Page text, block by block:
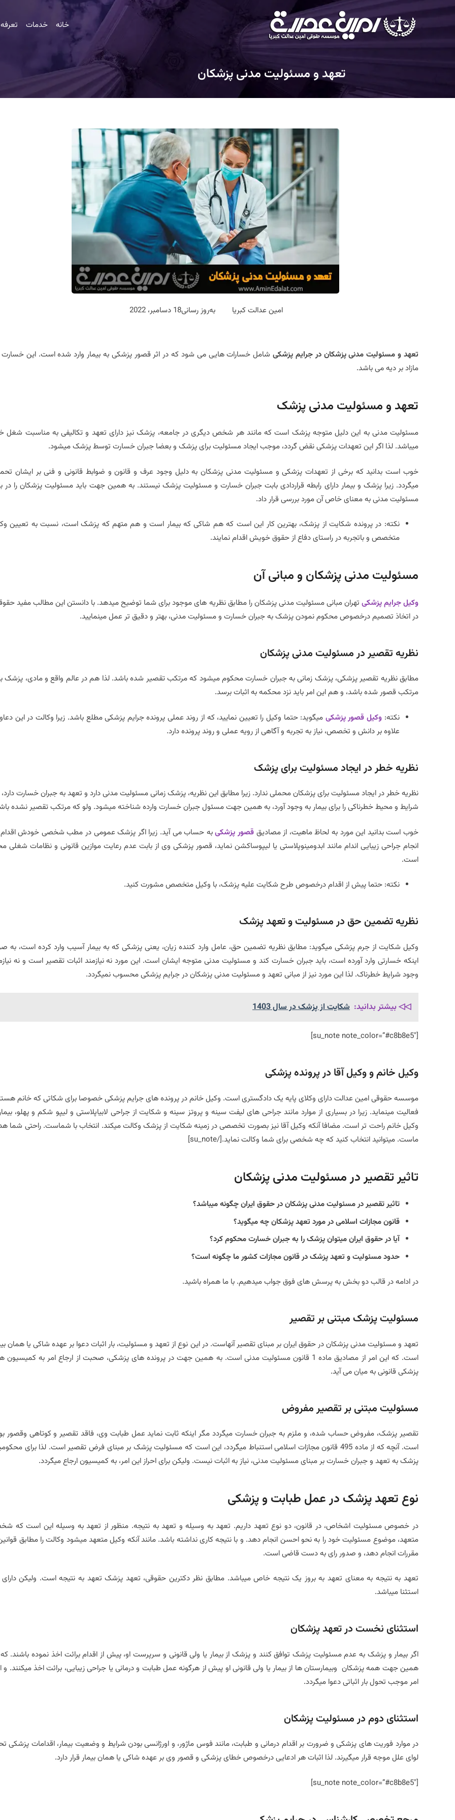
خانه خدمات
تعهد و مسئولیت مدنی پزشکان
امین عدالت کبریا به‌روز رسانی18 دسامبر، 2022
تعهد و مسئولیت مدنی پزشکان در جرایم پزشکیشامل خسارات هایی می شود که در اثر قصور پزشکی به بیمار وارد شده است. این خسارت
مازاد بر دیه می باشد.
تعهد و مسئولیت مدنی پزشک
مسئولیت مدنی به این دلیل متوجه پزشک است که مانند هر شخص دیگری در جامعه، پزشک نیز دارای تعهد و تکالیفی به مناسبت شغل
میباشد. لذا اگر این تعهدات پزشکی نقض گردد، موجب ایجاد مسئولیت برای پزشک و بعضا جبران خسارت توسط پزشک میشود.
خوب است بدانید که برخی از تعهدات پزشکی و مسئولیت مدنی پزشکان به دلیل وجود عرف و قانون و ضوابط قانونی و فنی بر ایشان
میگردد. زیرا پزشک و بیمار دارای رابطه قراردادی بابت جبران خسارت و مسئولیت پزشک نیستند. به همین جهت باید مسئولیت پزشکان را در
مسئولیت مدنی به معنای خاص آن مورد بررسی قرار داد.
نکته: در پرونده شکایت از پزشک، بهترین کار این است که هم شاکی که بیمار است و هم متهم که پزشک است، نسبت به تعیین
متخصص و باتجربه در راستای دفاع از حقوق خویش اقدام نمایند.
مسئولیت مدنی پزشکان و مبانی آن
وکیل جرایم پزشکی تهران مبانی مسئولیت مدنی پزشکان را مطابق نظریه های موجود برای شما توضیح میدهد. با دانستن این مطالب مفید
در اتخاذ تصمیم درخصوص محکوم نمودن پزشک به جبران خسارت و مسئولیت مدنی، بهتر و دقیق تر عمل مینمایید.
نظریه تقصیر در مسئولیت مدنی پزشکان
مطابق نظریه تقصیر پزشکی، پزشک زمانی به جبران خسارت محکوم میشود که مرتکب تقصیر شده باشد. لذا هم در عالم واقع و مادی، پزشک
مرتکب قصور شده باشد، و هم این امر باید نزد محکمه به اثبات برسد.
نکته:وکیل قصور پزشکی میگوید: حتما وکیل را تعیین نمایید، که از روند عملی پرونده جرایم پزشکی مطلع باشد. زیرا وکالت در این
علاوه بر دانش و تخصص، نیاز به تجربه و آگاهی از رویه عملی و روند پرونده دارد.
نظریه خطر در ایجاد مسئولیت برای پزشک
نظریه خطر در ایجاد مسئولیت برای پزشکان محملی ندارد. زیرا مطابق این نظریه، پزشک زمانی مسئولیت مدنی دارد و تعهد به جبران خسارت
شرایط و محیط خطرناکی را برای بیمار به وجود آورد، به همین جهت مسئول جبران خسارت وارده شناخته میشود. ولو که مرتکب تقصیر نشده
خوب است بدانید این مورد به لحاظ ماهیت، از مصادیق قصور پزشکیبه حساب می آید. زیرا اگر پزشک عمومی در مطب شخصی خودش اقدام
انجام جراحی زیبایی اندام مانند ابدومینوپلاستی یا لیپوساکشن نماید، قصور پزشکی وی از بابت عدم رعایت موازین قانونی و نظامات شغلی
است.
نکته: حتما پیش از اقدام درخصوص طرح شکایت علیه پزشک، با وکیل متخصص مشورت کنید.
نظریه تضمین حق در مسئولیت و تعهد پزشک
وکیل شکایت از جرم پزشکی میگوید: مطابق نظریه تضمین حق، عامل وارد کننده زیان، یعنی پزشکی که به بیمار آسیب وارد کرده است، به
اینکه خسارتی وارد آورده است، باید جبران خسارت کند و مسئولیت مدنی متوجه ایشان است. این مورد نه نیازمند اثبات تقصیر است و نه
وجود شرایط خطرناک. لذا این مورد نیز از مبانی تعهد و مسئولیت مدنی پزشکان در جرایم پزشکی محسوب نمیگردد.
◁◁ بیشتر بدانید: شکایت از پزشک در سال 1403
[su_note note_color=”#c8b8e5″]
وکیل خانم و وکیل آقا در پرونده پزشکی
موسسه حقوقی امین عدالت دارای وکلای پایه یک دادگستری است. وکیل خانم در پرونده های جرایم پزشکی خصوصا برای شکاتی که خانم
فعالیت مینماید. زیرا در بسیاری از موارد مانند جراحی های لیفت سینه و پروتز سینه و شکایت از جراحی لابیاپلاستی و لیپو شکم و پهلو،
وکیل خانم راحت تر است. مضافا آنکه وکیل آقا نیز بصورت تخصصی در زمینه شکایت از پزشک وکالت میکند. انتخاب با شماست. راحتی شما
ماست. میتوانید انتخاب کنید که چه شخصی برای شما وکالت نماید.[/su_note]
تاثیر تقصیر در مسئولیت مدنی پزشکان
تاثیر تقصیر در مسئولیت مدنی پزشکان در حقوق ایران چگونه میباشد؟
قانون مجازات اسلامی در مورد تعهد پزشکان چه میگوید؟
آیا در حقوق ایران میتوان پزشک را به جبران خسارت محکوم کرد؟
حدود مسئولیت و تعهد پزشک در قانون مجازات کشور ما چگونه است؟
در ادامه در قالب دو بخش به پرسش های فوق جواب میدهیم. با ما همراه باشید.
مسئولیت پزشک مبتنی بر تقصیر
تعهد و مسئولیت مدنی پزشکان در حقوق ایران بر مبنای تقصیر آنهاست. در این نوع از تعهد و مسئولیت، بار اثبات دعوا بر عهده شاکی یا همان
است. که این امر از مصادیق ماده 1 قانون مسئولیت مدنی است. به همین جهت در پرونده های پزشکی، صحبت از ارجاع امر به کمیسیون
پزشکی قانونی به میان می آید.
مسئولیت مبتنی بر تقصیر مفروض
تقصیر پزشک، مفروض حساب شده، و ملزم به جبران خسارت میگردد مگر اینکه ثابت نماید عمل طبابت وی، فاقد تقصیر و کوتاهی وقصور
است. آنچه که از ماده 495 قانون مجازات اسلامی استنباط میگردد، این است که مسئولیت پزشک بر مبنای فرض تقصیر است. لذا برای
پزشک به تعهد و جبران خسارت بر مبنای مسئولیت مدنی، نیاز به اثبات نیست. ولیکن برای احراز این امر، به کمیسیون ارجاع میگردد.
نوع تعهد پزشک در عمل طبابت و پزشکی
در خصوص مسئولیت اشخاص، در قانون، دو نوع تعهد داریم. تعهد به وسیله و تعهد به نتیجه. منظور از تعهد به وسیله این است که
متعهد، موضوع مسئولیت خود را به نحو احسن انجام دهد. و با نتیجه کاری نداشته باشد. مانند آنکه وکیل متعهد میشود وکالت را مطابق
مقررات انجام دهد، و صدور رای به دست قاضی است.
تعهد به نتیجه به معنای تعهد به بروز یک نتیجه خاص میباشد. مطابق نظر دکترین حقوقی، تعهد پزشک تعهد به نتیجه است. ولیکن
استثنا میباشد.
استثنای نخست در تعهد پزشکان
اگر بیمار و پزشک به عدم مسئولیت پزشک توافق کنند و پزشک از بیمار یا ولی قانونی و سرپرست او، پیش از اقدام برائت اخذ نموده باشند.
همین جهت همه پزشکان وبیمارستان ها از بیمار یا ولی قانونی او پیش از هرگونه عمل طبابت و درمانی یا جراحی زیبایی، برائت اخذ میکنند. و
امر موجب تحول بار اثباتی دعوا میگردد.
استثنای دوم در مسئولیت پزشکان
در موارد فوریت های پزشکی و ضرورت بر اقدام درمانی و طبابت، مانند فوس ماژور، و اورژانسی بودن شرایط و وضعیت بیمار، اقدامات پزشکی
لوای علل موجه قرار میگیرند. لذا اثبات هر ادعایی درخصوص خطای پزشکی و قصور وی بر عهده شاکی یا همان بیمار قرار دارد.
[su_note note_color=”#c8b8e5″]